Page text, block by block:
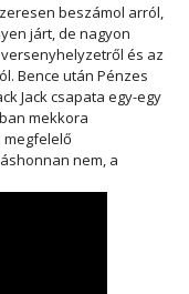
beszámol arról,
járt, de nagyon
és az
Bence után Pénzes
Jack csapata egy-egy
mekkora
nem, a